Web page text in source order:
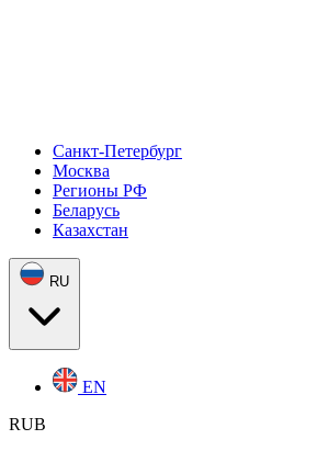
Санкт-Петербург
Москва
Регионы РФ
Беларусь
Казахстан
RU
EN
RUB